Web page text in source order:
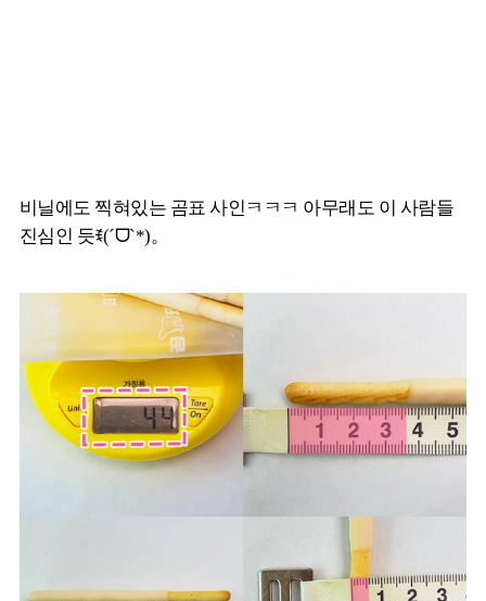
비닐에도 찍혀있는 곰표 사인ㅋㅋㅋ 아무래도 이 사람들
진심인 듯ꉂ(ˊᗜˋ*)。